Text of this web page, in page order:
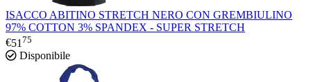
ISACCO ABITINO STRETCH NERO CON GREMBIULINO
97% COTTON 3% SPANDEX - SUPER STRETCH
€51 75
Disponibile